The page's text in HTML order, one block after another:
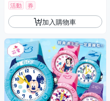
活動 券
加入購物車